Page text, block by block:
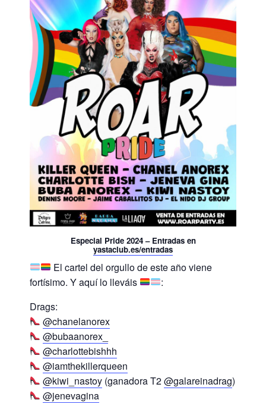
Especial Pride 2024 – Entradas en
yastaclub.es/entradas
El cartel del orgullo de este año viene
fortísimo. Y aquí lo lleváis
:
Drags:
@chanelanorex
@bubaanorex_
@charlottebishhh
@iamthekillerqueen
@kiwi_nastoy (ganadora T2@galareinadrag)
@jenevagina